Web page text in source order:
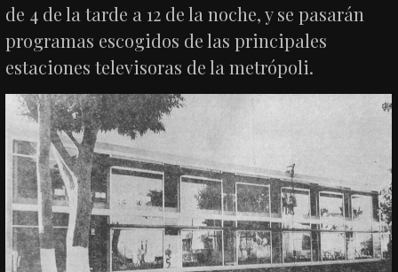
de 4 de la tarde a 12 de la noche, y se pasarán
programas escogidos de las principales
estaciones televisoras de la metrópoli.